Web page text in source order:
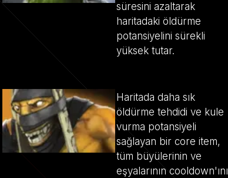
süresini azaltarak
haritadaki öldürme
potansiyelini sürekli
yüksek tutar.
Haritada daha sık
öldürme tehdidi ve kule
vurma potansiyeli
sağlayan bir core item,
tüm büyülerinin ve
eşyalarının cooldown'ını